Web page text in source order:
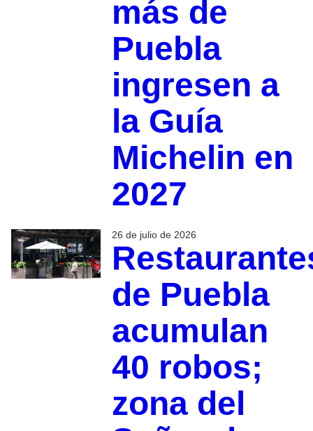
más de
Puebla
ingresen a
la Guía
Michelin en
2027
26 de julio de 2026
de Puebla
acumulan
40 robos;
zona del